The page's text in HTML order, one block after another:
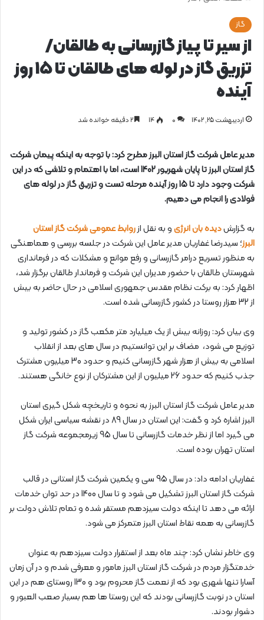
گاز
از سیر تا پیاز گازرسانی به طالقان/
تزریق گاز در لوله های طالقان تا 15 روز
آینده
اردیبهشت ۲۵, ۱۴۰۲ 0 ۱۴
مدیر عامل شرکت گاز استان البرز مطرح کرد: با توجه به اینکه پیمان شرکت
گاز استان البرز تا پایان شهریور 1402 است، اما با اهتمام و تلاشی که در این
شرکت وجود دارد تا 15 روز آینده مرحله تست و تزریق گاز در لوله های
فولادی را انجام می دهیم.
به گزارشدیده بان انرژیو به نقل ازروابط عمومی شرکت گاز استان
البرز؛ سیدرضا غفاریان مدیر عامل این شرکت در جلسه بررسی و هماهنگی
به منظور تسریع درامر گازرسانی و رفع موانع و مشکلات که در فرمانداری
شهرستان طالقان با حضور مدیران این شرکت و فرماندار طالقان برگزار شد،
اظهار کرد: به برکت نظام مقدس جمهوری اسلامی در حال حاضر به بیش
از 32 هزار روستا در کشور گازرسانی شده است.
وی بیان کرد: روزانه بیش از یک میلیارد متر مکعب گاز در کشور تولید و
توزیع می شود، مضاف بر این توانستیم در سال های بعد از انقلاب
اسلامی به بیش از هزار شهر گازرسانی کنیم و حدود 30 میلیون مشترک
جذب کنیم که حدود 26 میلیون از این مشترکان از نوع خانگی هستند.
مدیر عامل شرکت گاز استان البرز به نحوه و تاریخچه شکل گیری استان
البرز اشاره کرد و گفت: این استان در سال 89 در نقشه سیاسی ایران شکل
می گیرد اما از نظر خدمات گازرسانی تا سال 95 زیرمجموعه شرکت گاز
استان تهران بوده است.
غفاریان ادامه داد: در سال 95 سی و یکمین شرکت گاز استانی در قالب
شرکت گاز استان البرز تشکیل می شود و تا سال 1400 در حد توان خدمات
ارائه می دهد تا اینکه دولت سیزدهم مستقر شده و تمام تلاش دولت بر
گازرسانی به همه نقاط استان البرز متمرکز می شود.
وی خاطر نشان کرد: چند ماه بعد از استقرار دولت سیزدهم به عنوان
خدمتگزار مردم در شرکت گاز استان البرز مامور و معرفی شدم و در آن زمان
آسارا تنها شهری بود که از نعمت گاز محروم بود و 130 روستای هم در این
استان در نوبت گازرسانی بودند که این روستا ها هم بسیار صعب العبور و
دشوار بودند.